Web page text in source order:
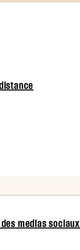
medias sociaux